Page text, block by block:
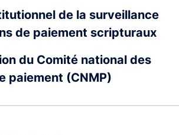
de la surveillance
de paiement scripturaux
du Comité national des
paiement (CNMP)